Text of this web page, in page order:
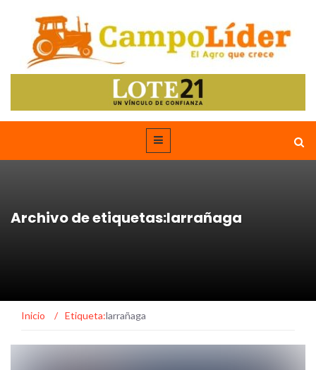
Archivo de etiquetas:larrañaga
Inicio / Etiqueta:larrañaga